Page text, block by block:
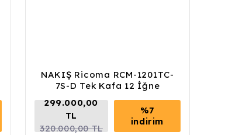
NAKIŞ Ricoma RCM-1201TC-
7S-D Tek Kafa 12 İğne
299.000,00
TL
320.000,00 TL
%7
indirim